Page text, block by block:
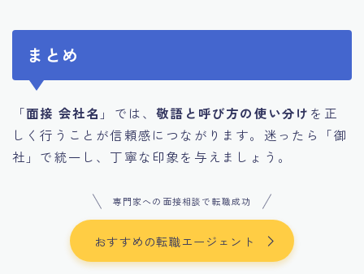
まとめ
「面接 会社名 」では、敬語と呼び方の使い分け を正
しく行うことが信頼感につながります。迷ったら「御
社」で統一し、丁寧な印象を与えましょう。
専門家への面接相談で転職成功
おすすめの転職エージェント